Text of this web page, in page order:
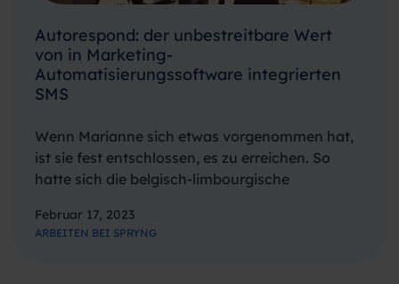
Autorespond: der unbestreitbare Wert
von in Marketing-
Automatisierungssoftware integrierten
SMS
Wenn Marianne sich etwas vorgenommen hat,
ist sie fest entschlossen, es zu erreichen. So
hatte sich die belgisch-limbourgische
Geburtstag in die Niederlande auszuwandern.
Februar 17, 2023
ARBEITEN BEI SPRYNG